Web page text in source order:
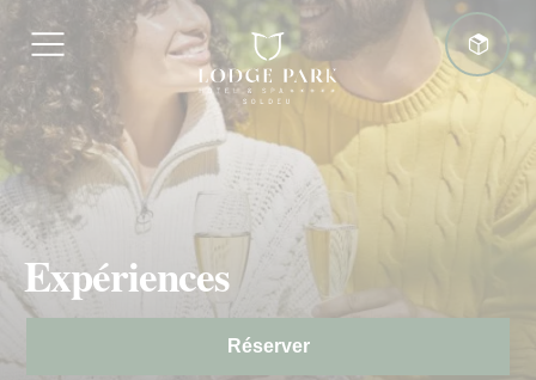
Expériences
Réserver
Plus d'avantages
Meilleur prix garanti